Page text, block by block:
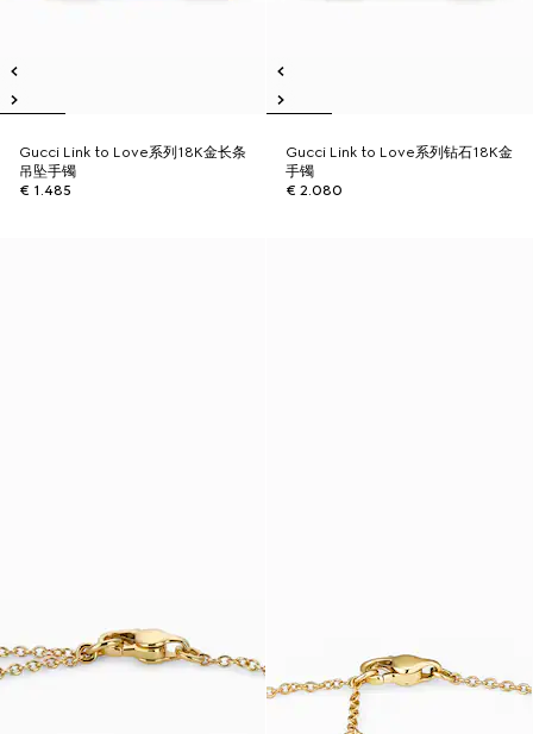
Gucci Link to Love系列18K金长条
吊坠手镯
€ 1.485
Gucci Link to Love系列钻石18K金
手镯
€ 2.080